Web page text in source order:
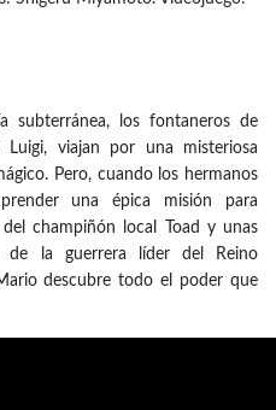
subterránea, los fontaneros de
viajan por una misteriosa
Pero, cuando los hermanos
una épica misión para
champiñón local Toad y unas
de la guerrera líder del Reino
descubre todo el poder que